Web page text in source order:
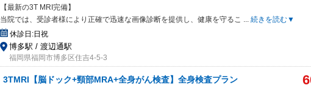
【最新の3T MRI完備】
当院では、受診者様により正確で迅速な画像診断を提供し、健康を守るこ ... 続きを読む▼
休診日:日祝
博多駅 / 渡辺通駅
福岡県福岡市博多区住吉4-5-3
3TMRI【脳ドック+頸部MRA+全身がん検査】全身検査プラン